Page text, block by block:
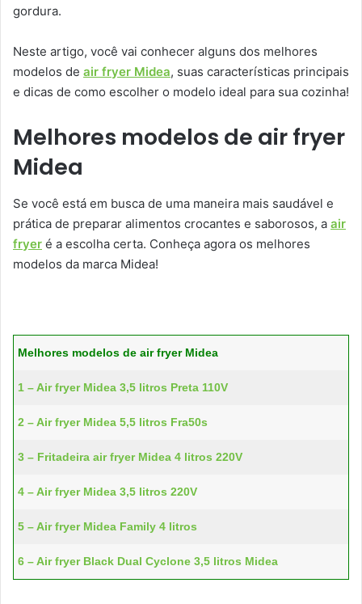
gordura.
Neste artigo, você vai conhecer alguns dos melhores
modelos de air fryer Midea, suas características principais
e dicas de como escolher o modelo ideal para sua cozinha!
Melhores modelos de air fryer
Midea
Se você está em busca de uma maneira mais saudável e
prática de preparar alimentos crocantes e saborosos, a air
fryer é a escolha certa. Conheça agora os melhores
modelos da marca Midea!
Melhores modelos de air fryer Midea
1 – Air fryer Midea 3,5 litros Preta 110V
2 – Air fryer Midea 5,5 litros Fra50s
3 – Fritadeira air fryer Midea 4 litros 220V
4 – Air fryer Midea 3,5 litros 220V
5 – Air fryer Midea Family 4 litros
6 – Air fryer Black Dual Cyclone 3,5 litros Midea